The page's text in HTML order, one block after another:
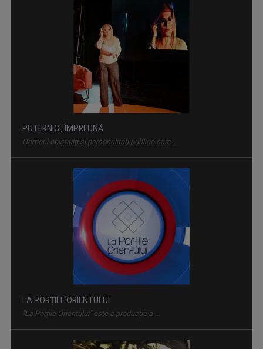
LA PORȚILE ORIENTULUI
"La Porțile Orientului" este o producție a ...
NATURĂ ŞI AVENTURĂ
O călătorie fascinantă prin cele mai sălbatice ...